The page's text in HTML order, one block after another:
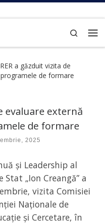
Search
a găzduit vizita de
de formare
evaluare externă
de formare
2025
și Leadership al
„Ion Creangă” a
vizita Comisiei
Naționale de
și Cercetare, în